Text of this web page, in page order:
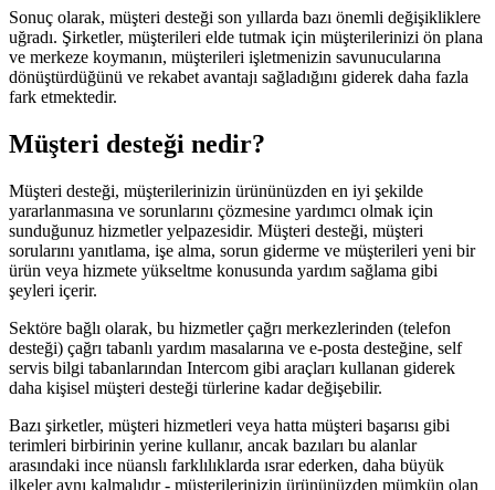
Sonuç olarak, müşteri desteği son yıllarda bazı önemli değişikliklere
uğradı. Şirketler, müşterileri elde tutmak için müşterilerinizi ön plana
ve merkeze koymanın, müşterileri işletmenizin savunucularına
dönüştürdüğünü ve rekabet avantajı sağladığını giderek daha fazla
fark etmektedir.
Müşteri desteği nedir?
Müşteri desteği, müşterilerinizin ürününüzden en iyi şekilde
yararlanmasına ve sorunlarını çözmesine yardımcı olmak için
sunduğunuz hizmetler yelpazesidir. Müşteri desteği, müşteri
sorularını yanıtlama, işe alma, sorun giderme ve müşterileri yeni bir
ürün veya hizmete yükseltme konusunda yardım sağlama gibi
şeyleri içerir.
Sektöre bağlı olarak, bu hizmetler çağrı merkezlerinden (telefon
desteği) çağrı tabanlı yardım masalarına ve e-posta desteğine, self
servis bilgi tabanlarından Intercom gibi araçları kullanan giderek
daha kişisel müşteri desteği türlerine kadar değişebilir.
Bazı şirketler, müşteri hizmetleri veya hatta müşteri başarısı gibi
terimleri birbirinin yerine kullanır, ancak bazıları bu alanlar
arasındaki ince nüanslı farklılıklarda ısrar ederken, daha büyük
ilkeler aynı kalmalıdır - müşterilerinizin ürününüzden mümkün olan